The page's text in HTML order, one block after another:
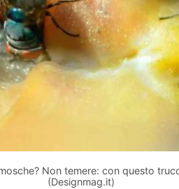
Non temere: con questo
(Designmag.it)